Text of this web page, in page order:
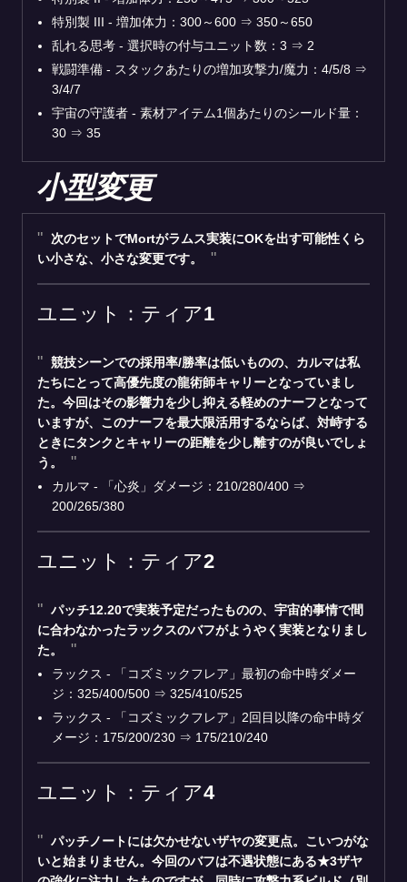
特別製 III - 増加体力：300～600 ⇒ 350～650
乱れる思考 - 選択時の付与ユニット数：3 ⇒ 2
戦闘準備 - スタックあたりの増加攻撃力/魔力：4/5/8 ⇒
3/4/7
宇宙の守護者 - 素材アイテム1個あたりのシールド量：
30 ⇒ 35
小型変更
次のセットでMortがラムス実装にOKを出す可能性くら
い小さな、小さな変更です。
ユニット：ティア1
競技シーンでの採用率/勝率は低いものの、 カルマは私
たちにとって高優先度の龍術師キャリーとなっていまし
た。今回はその影響力を少し抑える軽めのナーフとなって
いますが、このナーフを最大限活用するならば、対峙する
ときにタンクとキャリーの距離を少し離すのが良いでしょ
う。
カルマ - 「心炎」ダメージ：210/280/400 ⇒
200/265/380
ユニット：ティア2
パッチ12.20で実装予定だったものの、宇宙的事情で間
に合わなかったラックスのバフがようやく実装となりまし
た。
ラックス - 「コズミックフレア」最初の命中時ダメー
ジ：325/400/500 ⇒ 325/410/525
ラックス - 「コズミックフレア」2回目以降の命中時ダ
メージ：175/200/230 ⇒ 175/210/240
ユニット：ティア4
パッチノートには欠かせないザヤの変更点。こいつがな
いと始まりません。今回のバフは不遇状態にある★3ザヤ